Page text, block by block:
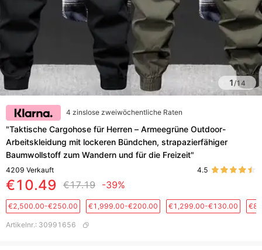
1/14
4 zinslose zweiwöchentliche Raten
​​"Taktische Cargohose für Herren – Armeegrüne Outdoor-
Arbeitskleidung mit lockeren Bündchen, strapazierfähiger
Baumwollstoff zum Wandern und für die Freizeit"​​
4209 Verkauft 4.5
€10.49 €17.19 -39%
€2,500.00-€250.00 €1,999.00-€200.00 €1,299.00-€130.00
Artikelnr.: 30991656